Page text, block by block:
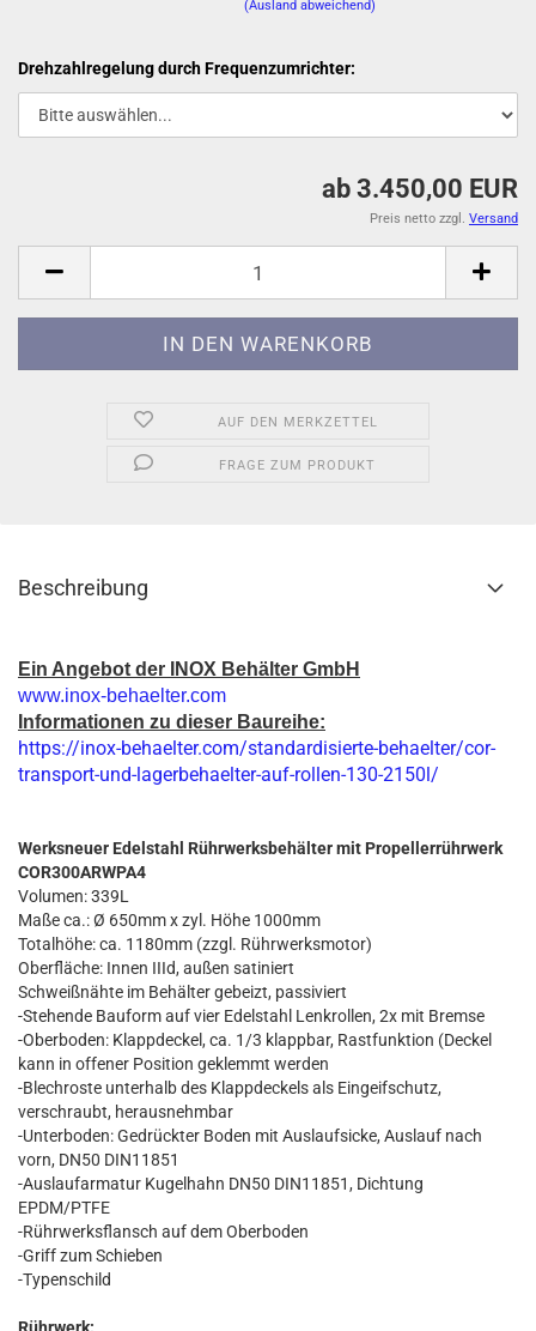
(Ausland abweichend)
Drehzahlregelung durch Frequenzumrichter:
ab 3.450,00 EUR
Preis netto zzgl. Versand
AUF DEN MERKZETTEL
FRAGE ZUM PRODUKT
Beschreibung
Ein Angebot der INOX Behälter GmbH
www.inox-behaelter.com
Informationen zu dieser Baureihe:
https://inox-behaelter.com/standardisierte-behaelter/cor-
transport-und-lagerbehaelter-auf-rollen-130-2150l/
Werksneuer Edelstahl Rührwerksbehälter mit Propellerrührwerk
COR300ARWPA4
Volumen: 339L
Maße ca.: Ø 650mm x zyl. Höhe 1000mm
Totalhöhe: ca. 1180mm (zzgl. Rührwerksmotor)
Oberfläche: Innen IIId, außen satiniert
Schweißnähte im Behälter gebeizt, passiviert
-Stehende Bauform auf vier Edelstahl Lenkrollen, 2x mit Bremse
-Oberboden: Klappdeckel, ca. 1/3 klappbar, Rastfunktion (Deckel
kann in offener Position geklemmt werden
-Blechroste unterhalb des Klappdeckels als Eingeifschutz,
verschraubt, herausnehmbar
-Unterboden: Gedrückter Boden mit Auslaufsicke, Auslauf nach
vorn, DN50 DIN11851
-Auslaufarmatur Kugelhahn DN50 DIN11851, Dichtung
EPDM/PTFE
-Rührwerksflansch auf dem Oberboden
-Griff zum Schieben
-Typenschild